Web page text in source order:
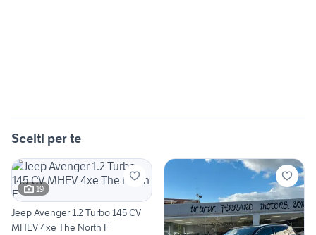
Scelti per te
19
Jeep Avenger 1.2 Turbo 145 CV
MHEV 4xe The North F